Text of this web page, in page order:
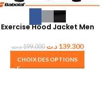
Exercise Hood Jacket Men
199.000د.ت 139.300 د.ت
CHOIX DES OPTIONS